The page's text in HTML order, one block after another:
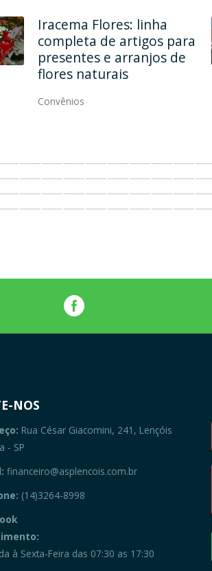
Iracema Flores: linha
completa de artigos para
presentes e arranjos de
flores naturais
Convênios
NOS
Rua César Giacomini, 241, Lençóis
- SP
financeiro@asplencois.com.br
(14)3264-8998
à Sexta-Feira das 07:30 as 17:30